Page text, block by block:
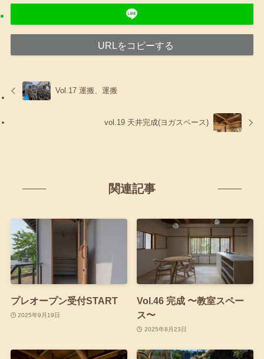
URLをコピーする
Vol.17 運搬、運搬
vol.19 天井完成(ヨガスペース)
関連記事
プレオープン受付START
2025年9月19日
Vol.46 完成 〜教室スペー
ス〜
2025年8月23日